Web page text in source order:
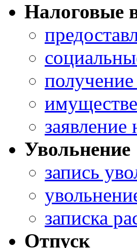
Налоговые
Увольнение
запись
записка
Отпуск